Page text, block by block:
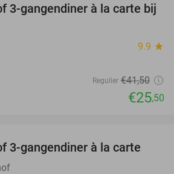
39%
3-gangendiner à la carte bij
9.9 star
Regulier €41,50
€25,50
43%
3-gangendiner à la carte